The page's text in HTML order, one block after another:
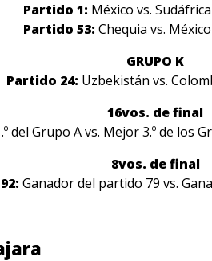
Partido 1: México vs.
Partido 53: Chequia vs.
GRUPO K
Partido 24: Uzbekistán vs.
16vos. de final
del Grupo A vs. Mejor 3.º de los
8vos. de final
Ganador del partido 79 vs.